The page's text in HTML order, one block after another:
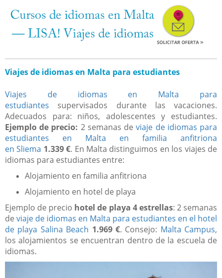
Viajes de idiomas en Malta para estudiantes
Viajes de idiomas en Malta para
estudiantes supervisados durante las vacaciones.
Adecuados para: niños, adolescentes y estudiantes.
Ejemplo de precio: 2 semanas deviaje de idiomas para
estudiantes en Malta en familia anfitriona
en Sliema 1.339 €. En Malta distinguimos en los viajes de
idiomas para estudiantes entre:
Alojamiento en familia anfitriona
Alojamiento en hotel de playa
Ejemplo de precio hotel de playa 4 estrellas: 2 semanas
de viaje de idiomas en Malta para estudiantes en el hotel
de playa Salina Beach 1.969 €. Consejo: Malta Campus,
los alojamientos se encuentran dentro de la escuela de
idiomas.